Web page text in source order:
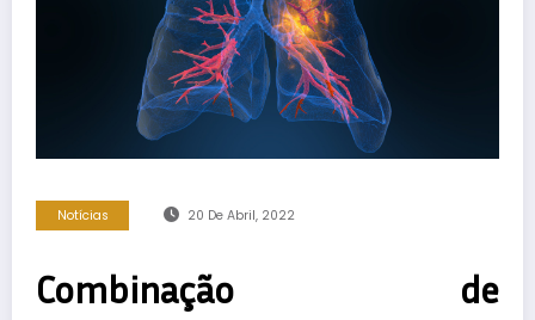
Notícias 20 De Abril, 2022
Combinação de